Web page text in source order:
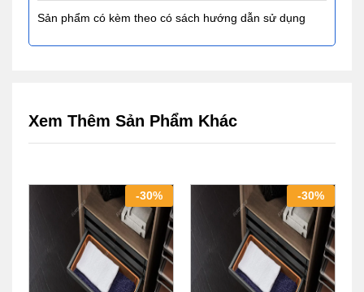
Sản phẩm có kèm theo có sách hướng dẫn sử dụng
Xem Thêm Sản Phẩm Khác
-30% -30%